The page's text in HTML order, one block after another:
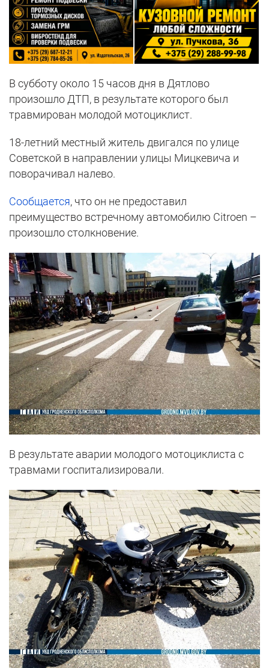
В субботу около 15 часов дня в Дятлово
произошло ДТП, в результате которого был
травмирован молодой мотоциклист.
18-летний местный житель двигался по улице
Советской в направлении улицы Мицкевича и
поворачивал налево.
Сообщается, что он не предоставил
преимущество встречному автомобилю Citroen –
произошло столкновение.
В результате аварии молодого мотоциклиста с
травмами госпитализировали.